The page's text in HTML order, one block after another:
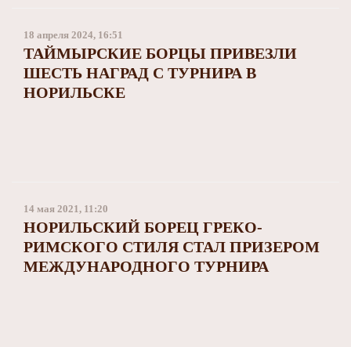
18 апреля 2024, 16:51
ТАЙМЫРСКИЕ БОРЦЫ ПРИВЕЗЛИ
ШЕСТЬ НАГРАД С ТУРНИРА В
НОРИЛЬСКЕ
14 мая 2021, 11:20
НОРИЛЬСКИЙ БОРЕЦ ГРЕКО-
РИМСКОГО СТИЛЯ СТАЛ ПРИЗЕРОМ
МЕЖДУНАРОДНОГО ТУРНИРА